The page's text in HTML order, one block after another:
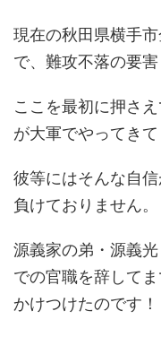
現在の秋田県横手
で、難攻不落の要
ここを最初に押さ
が大軍でやってき
彼等にはそんな自
負けておりません。
源義家の弟・源義
での官職を辞して
かけつけたのです！